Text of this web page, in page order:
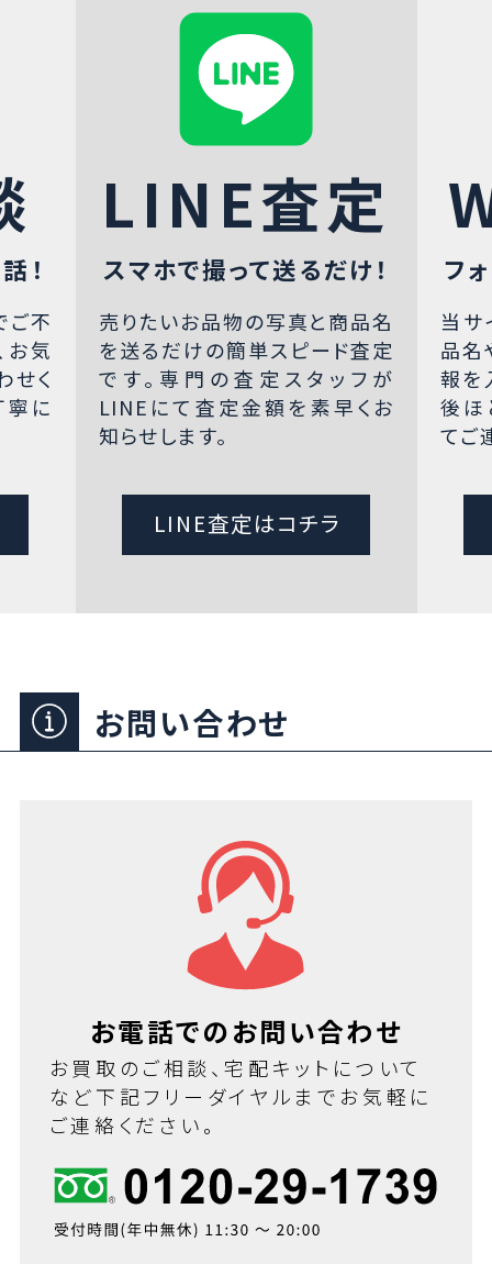
！
ご不
お気
せく
寧に
LINE査定
スマホで撮って送るだけ！
売りたいお品物の写真と商品名
を送るだけの簡単スピード査定
です。専門の査定スタッフが
LINEにて査定金額を素早くお
知らせします。
LINE査定はコチラ
フ
当サ
品名
報を
後ほ
てご
お問い合わせ
お電話でのお問い合わせ
お買取のご相談、宅配キットについて
など下記フリーダイヤルまでお気軽に
ご連絡ください。